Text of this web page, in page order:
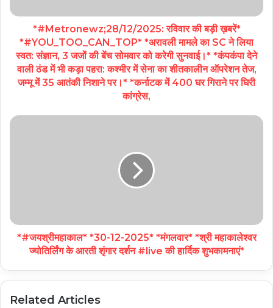
*#Metronewz;28/12/2025: रविवार की बड़ी ख़बरें*
*#YOU_TOO_CAN_TOP* *अरावली मामले का SC ने लिया
स्वत: संज्ञान, 3 जजों की बेंच सोमवार को करेगी सुनवाई।* *कंपकंपा देने
वाली ठंड में भी कड़ा पहरा: कश्मीर में सेना का शीतकालीन ऑपरेशन तेज,
जम्मू में 35 आतंकी निशाने पर।* *कर्नाटक में 400 घर गिराने पर घिरी
कांग्रेस,
*#जयश्रीमहाकाल* *30-12-2025* *मंगलवार* *श्री महाकालेश्वर
ज्योतिर्लिंग के आरती शृंगार दर्शन #live की हार्दिक शुभकामनाएं*
Related Articles